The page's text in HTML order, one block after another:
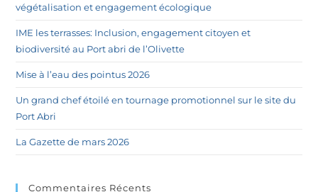
végétalisation et engagement écologique
IME les terrasses: Inclusion, engagement citoyen et
biodiversité au Port abri de l’Olivette
Mise à l’eau des pointus 2026
Un grand chef étoilé en tournage promotionnel sur le site du
Port Abri
La Gazette de mars 2026
Commentaires Récents